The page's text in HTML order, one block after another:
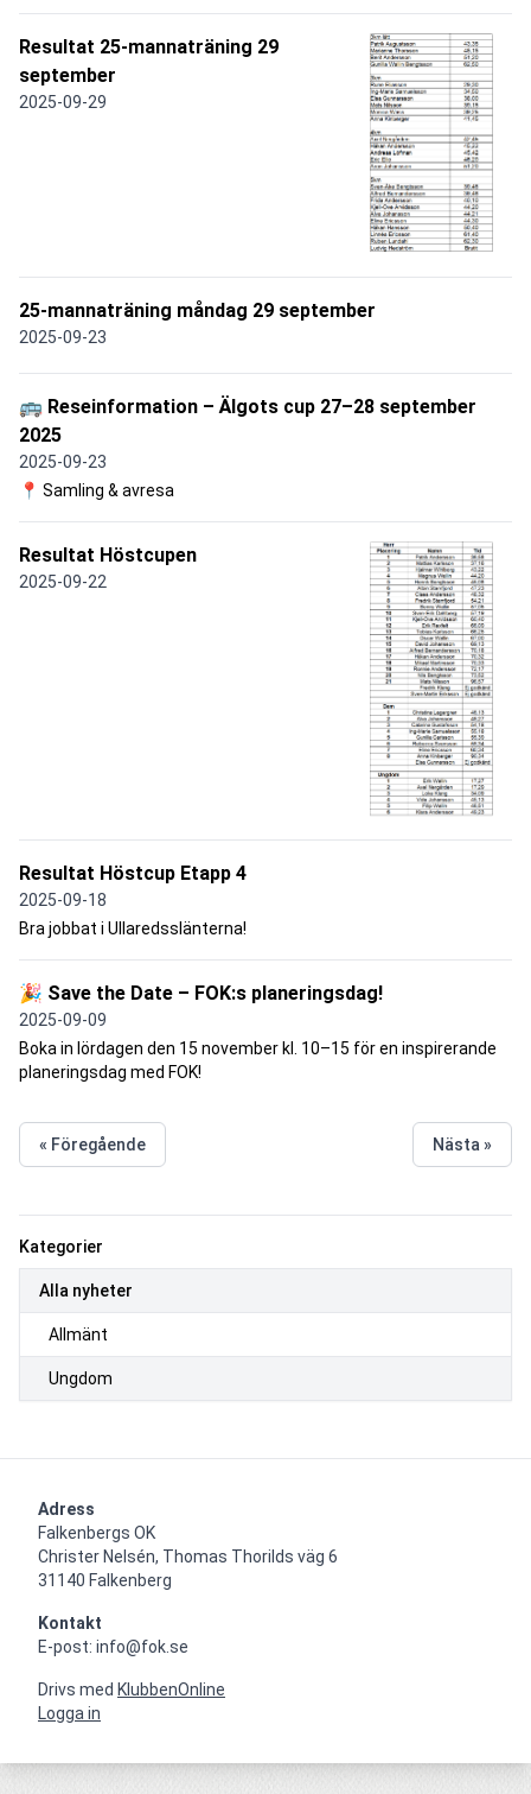
Kategorier
Alla nyheter
Allmänt
Ungdom
Resultat 25-mannaträning 29
september
2025-09-29
25-mannaträning måndag 29 september
2025-09-23
🚌 Reseinformation – Älgots cup 27–28 september
2025
2025-09-23
📍 Samling & avresa
Resultat Höstcupen
2025-09-22
Resultat Höstcup Etapp 4
2025-09-18
Bra jobbat i Ullaredsslänterna!
🎉 Save the Date – FOK:s planeringsdag!
2025-09-09
Boka in lördagen den 15 november kl. 10–15 för en inspirerande
planeringsdag med FOK!
« Föregående Nästa »
Adress
Falkenbergs OK
Christer Nelsén, Thomas Thorilds väg 6
31140 Falkenberg
Kontakt
E-post: info@fok.se
Drivs med KlubbenOnline
Logga in